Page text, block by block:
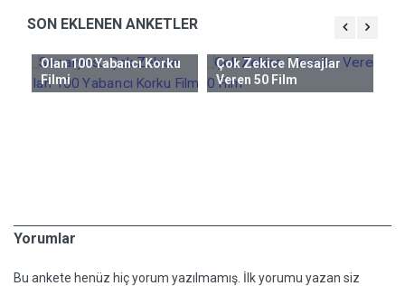
SON EKLENEN ANKETLER
Olan 100 Yabancı Korku
Filmi
Çok Zekice Mesajlar
Veren 50 Film
Yorumlar
Bu ankete henüz hiç yorum yazılmamış. İlk yorumu yazan siz